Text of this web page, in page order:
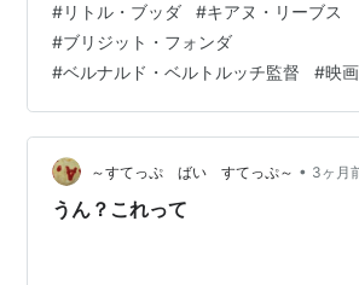
トルッチ監督が《生まれ変わり》という
く。現代のアメリカに住むひとりの少
代…壮麗な宮殿に君臨するシッダールタ
で一つに結ばれたとき時空を超えた壮
開ける。 ジェシーは９歳。シアトルに
にでもいる典型的な現…
#リトル・ブッダ #キアヌ・リーブス
#ブリジット・フォンダ
#ベルナルド・ベルトルッチ監督 #映
～すてっぷ ばい すてっぷ～ • 3ヶ月
うん？これって